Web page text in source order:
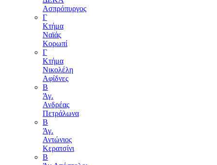
Ασπρόπυργος
Γ
Κτήμα
Ναϊάς
Κορωπί
Γ
Κτήμα
Νικολέλη
Αφίδνες
Β
Άγ.
Ανδρέας
Πετράλωνα
Β
Άγ.
Αντώνιος
Κερατσίνι
Β